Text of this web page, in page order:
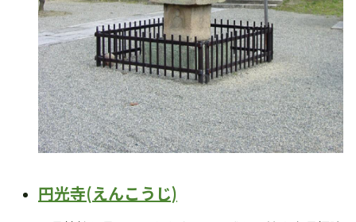
円光寺(えんこうじ)